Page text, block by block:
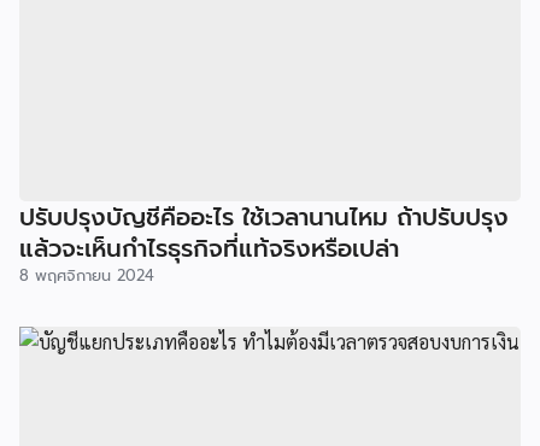
ปรับปรุงบัญชีคืออะไร ใช้เวลานานไหม ถ้าปรับปรุง
แล้วจะเห็นกำไรธุรกิจที่แท้จริงหรือเปล่า
8 พฤศจิกายน 2024